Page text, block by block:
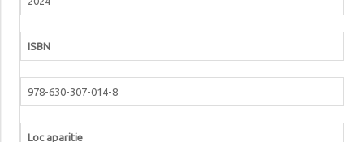
ISBN
978-630-307-014-8
Loc aparitie